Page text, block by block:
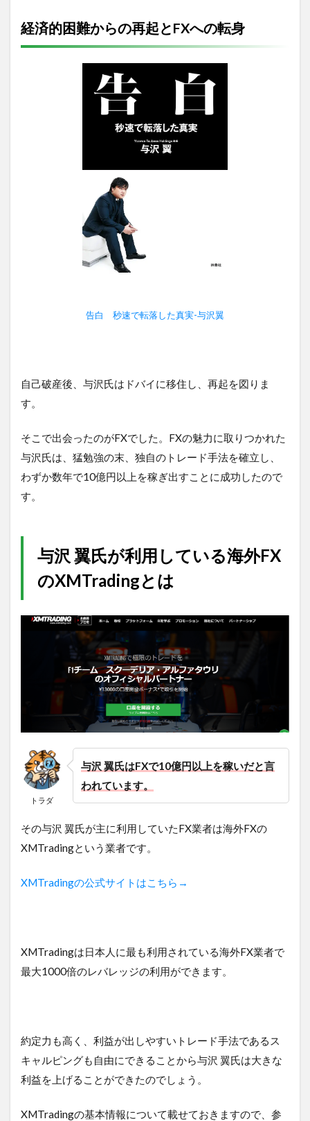
経済的困難からの再起とFXへの転身
告白 秒速で転落した真実-与沢翼
自己破産後、与沢氏はドバイに移住し、再起を図りま
す。
そこで出会ったのがFXでした。FXの魅力に取りつかれた
与沢氏は、猛勉強の末、独自のトレード手法を確立し、
わずか数年で10億円以上を稼ぎ出すことに成功したので
す。
与沢 翼氏が利用している海外FX
のXMTradingとは
トラダ
与沢 翼氏はFXで10億円以上を稼いだと言
われています。
その与沢 翼氏が主に利用していたFX業者は海外FXの
XMTradingという業者です。
XMTradingの公式サイトはこちら→
XMTradingは日本人に最も利用されている海外FX業者で
最大1000倍のレバレッジの利用ができます。
約定力も高く、利益が出しやすいトレード手法であるス
キャルピングも自由にできることから与沢 翼氏は大きな
利益を上げることができたのでしょう。
XMTradingの基本情報について載せておきますので、参